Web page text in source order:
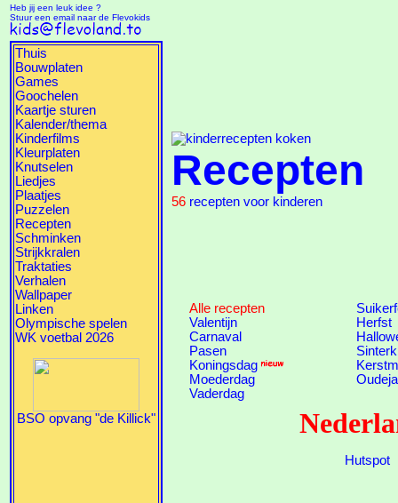
Heb jij een leuk idee ?
Stuur een email naar de Flevokids
Thuis
Bouwplaten
Games
Goochelen
Kaartje sturen
Kalender/thema
Kinderfilms
Kleurplaten
Knutselen
Liedjes
Plaatjes
Puzzelen
Recepten
Schminken
Strijkkralen
Traktaties
Verhalen
Wallpaper
Linken
Olympische spelen
WK voetbal 2026
BSO opvang "de Killick"
Recepten
56 recepten voor kinderen
Alle recepten
Valentijn
Carnaval
Pasen
Koningsdag
Moederdag
Vaderdag
Herfst
Hutspot